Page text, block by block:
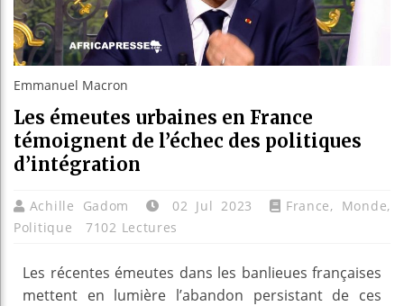
Emmanuel Macron
Les émeutes urbaines en France
témoignent de l’échec des politiques
d’intégration
Achille Gadom 02 Jul 2023 France, Monde,
Politique
7102 Lectures
Les récentes émeutes dans les banlieues françaises
mettent en lumière l’abandon persistant de ces